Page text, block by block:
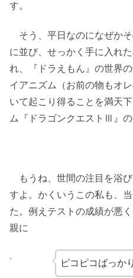
す。
そう、平日なのになぜか
に並び、せっかく手に入れ
れ、『ドラえもん』の世界
イアニズム（お前の物もオ
いて起こり得ることを満天
ム『ドラゴンクエストⅢ』の
もうね、世間の注目を浴
すよ。かくいうこの私も、
た。例えテストの成績が悪
親に
ピコピコばっか